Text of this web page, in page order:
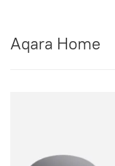
Aqara Home